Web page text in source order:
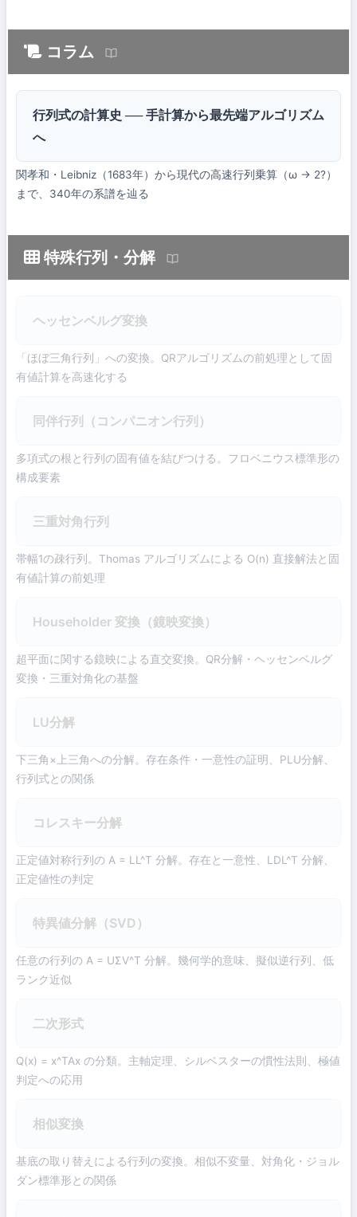
コラム
行列式の計算史 ── 手計算から最先端アルゴリズム
へ
関孝和・Leibniz（1683年）から現代の高速行列乗算（ω → 2?）
まで、340年の系譜を辿る
特殊行列・分解
ヘッセンベルグ変換
「ほぼ三角行列」への変換。QRアルゴリズムの前処理として固
有値計算を高速化する
同伴行列（コンパニオン行列）
多項式の根と行列の固有値を結びつける。フロベニウス標準形の
構成要素
三重対角行列
帯幅1の疎行列。Thomas アルゴリズムによる O(n) 直接解法と固
有値計算の前処理
Householder 変換（鏡映変換）
超平面に関する鏡映による直交変換。QR分解・ヘッセンベルグ
変換・三重対角化の基盤
LU分解
下三角×上三角への分解。存在条件・一意性の証明、PLU分解、
行列式との関係
コレスキー分解
正定値対称行列の A = LL^T 分解。存在と一意性、LDL^T 分解、
正定値性の判定
特異値分解（SVD）
任意の行列の A = UΣV^T 分解。幾何学的意味、擬似逆行列、低
ランク近似
二次形式
Q(x) = x^TAx の分類。主軸定理、シルベスターの慣性法則、極値
判定への応用
相似変換
基底の取り替えによる行列の変換。相似不変量、対角化・ジョル
ダン標準形との関係